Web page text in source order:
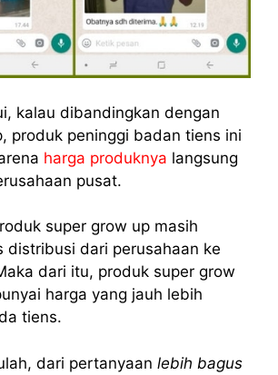
kalau dibandingkan dengan
produk peninggi badan tiens ini
harga produknya langsung
pusat.
super grow up masih
distribusi dari perusahaan ke
dari itu, produk super grow
harga yang jauh lebih
tiens.
dari pertanyaan lebih bagus